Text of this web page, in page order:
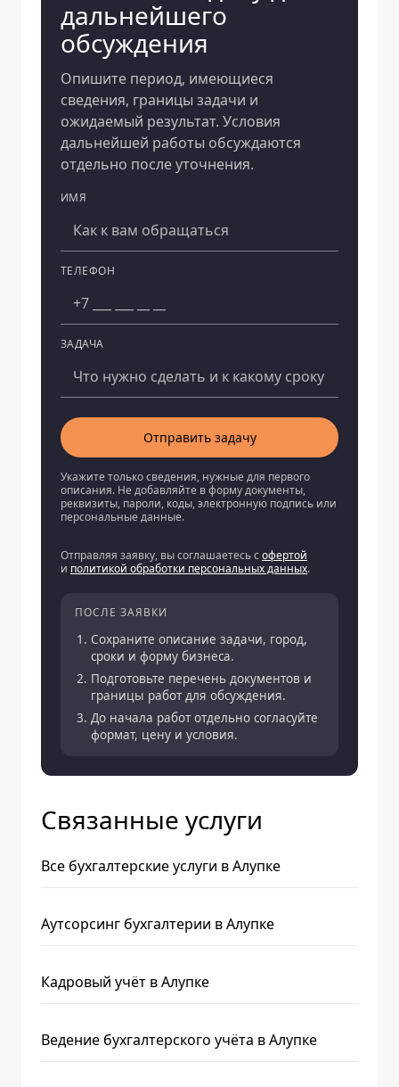
дальнейшего
обсуждения
Опишите период, имеющиеся
сведения, границы задачи и
ожидаемый результат. Условия
дальнейшей работы обсуждаются
отдельно после уточнения.
ИМЯ
ТЕЛЕФОН
ЗАДАЧА
Компания
Отправить задачу
Укажите только сведения, нужные для первого
описания. Не добавляйте в форму документы,
реквизиты, пароли, коды, электронную подпись или
персональные данные.
Отправляя заявку, вы соглашаетесь софертой
и политикой обработки персональных данных.
ПОСЛЕ ЗАЯВКИ
Сохраните описание задачи, город,
сроки и форму бизнеса.
Подготовьте перечень документов и
границы работ для обсуждения.
До начала работ отдельно согласуйте
формат, цену и условия.
Связанные услуги
Все бухгалтерские услуги в Алупке
Аутсорсинг бухгалтерии в Алупке
Кадровый учёт в Алупке
Ведение бухгалтерского учёта в Алупке